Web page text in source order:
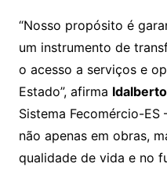
“Nosso propósito é
um instrumento de
o acesso a serviços e
Estado”, afirma
Sistema Fecomércio-ES
não apenas em obras,
qualidade de vida e no